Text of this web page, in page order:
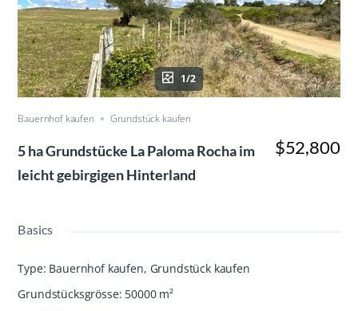
1/2
Bauernhof kaufen Grundstück kaufen
5 ha Grundstücke La Paloma Rocha im
leicht gebirgigen Hinterland
$52,800
Basics
Type: Bauernhof kaufen, Grundstück kaufen
Grundstücksgrösse: 50000 m²